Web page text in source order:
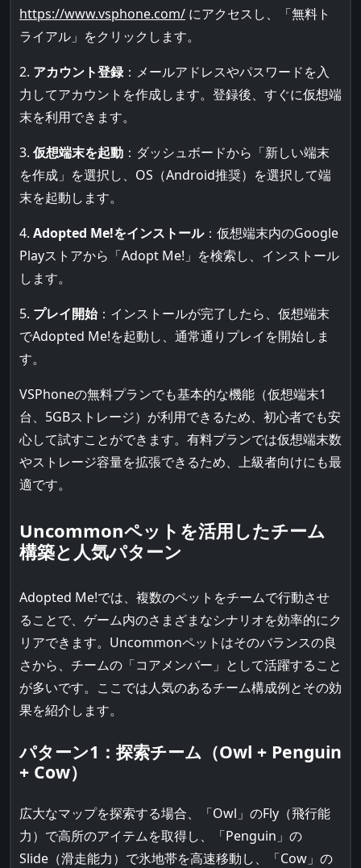
https://www.vsphone.com/ にアクセスし、「無料ト
ライアル」をクリックします。
2. アカウント登録：メールアドレスやパスワードを入
力してアカウントを作成します。登録後、すぐに仮想端
末を利用できます。
3. 仮想端末を起動 ：ダッシュボードから「新しい端末
を作成」を選択し、OS（Android推奨）を選択して端
末を起動します。
4. Adopted Me!をインストール：仮想端末内のGoogle
Playストアから「Adopt Me!」を検索し、インストール
します。
5. プレイ開始：インストールが完了したら、仮想端末
でAdopted Me!を起動し、通常通りプレイを開始しま
す。
VSPhoneの無料プランでも基本的な機能（仮想端末1
台、5GBストレージ）が利用できるため、初心者でも安
心して試すことができます。有料プランでは仮想端末数
やストレージ容量を拡張できるため、上級者向けにも最
適です。
Uncommonペットを活用したチーム
構築と人気パターン
Adopted Me!では、複数のペットをチームで行動させ
ることで、ゲーム内のさまざまなシナリオを効率的にク
リアできます。Uncommonペットはそのバランスの良
さから、チームの「コアメンバー」として活躍すること
が多いです。ここでは人気のあるチーム構成例とその効
果を紹介します。
パターン1：探索チーム（Owl + Penguin
+ Cow）
広大なマップを探索する場合、「Owl」のFly（飛行能
力）で高所のアイテムを取得し、「Penguin」の
Slide（滑走能力）で氷地帯を高速移動し、「Cow」の